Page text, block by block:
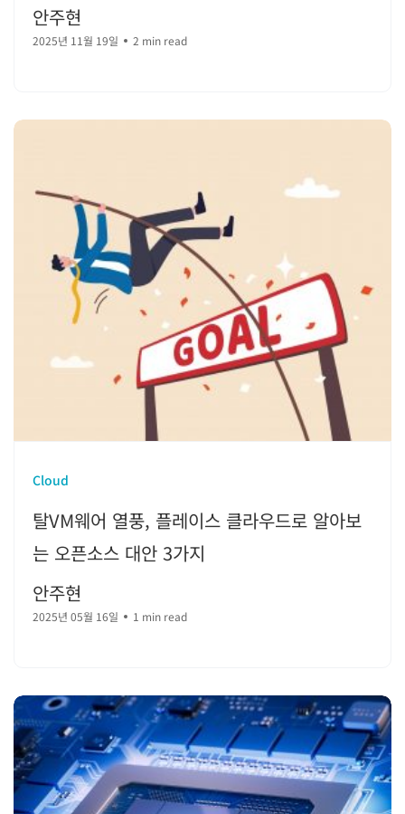
안주현
2025년 11월 19일 2 min read
Cloud
탈VM웨어 열풍, 플레이스 클라우드로 알아보
는 오픈소스 대안 3가지
안주현
2025년 05월 16일 1 min read